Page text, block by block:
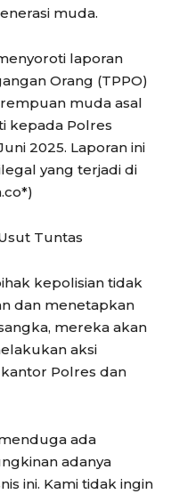
muda.
laporan
Orang (TPPO)
muda asal
kepada Polres
2025. Laporan ini
yang terjadi di
Tuntas
kepolisian tidak
dan menetapkan
mereka akan
aksi
Polres dan
ada
adanya
ini. Kami tidak ingin